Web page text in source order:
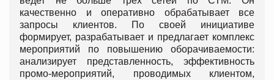
качественно и оперативно обрабатывает все
запросы клиентов. По своей инициативе
формирует, разрабатывает и предлагает комплекс
мероприятий по повышению оборачиваемости:
анализирует представленность, эффективность
промо-мероприятий, проводимых клиентом,